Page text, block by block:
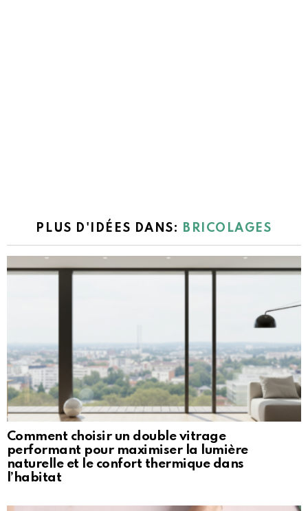
PLUS D'IDÉES DANS: BRICOLAGES
Comment choisir un double vitrage
performant pour maximiser la lumière
naturelle et le confort thermique dans
l’habitat